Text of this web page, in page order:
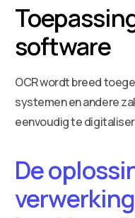
software
OCR wordt breed
systemen en andere
eenvoudig te
De